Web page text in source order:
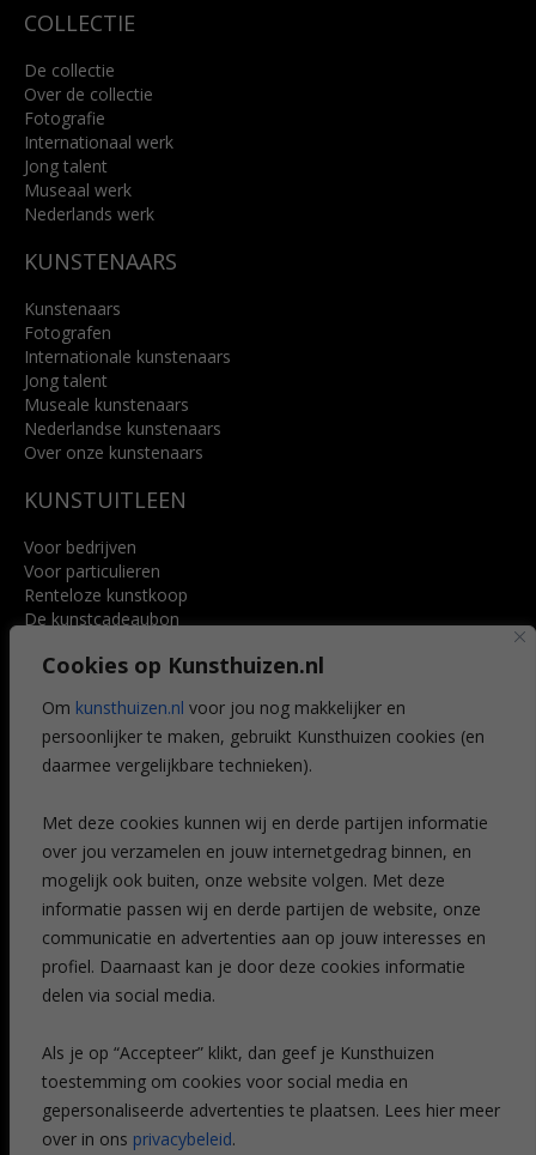
Cookies op Kunsthuizen.nl
Om kunsthuizen.nl voor jou nog makkelijker en
persoonlijker te maken, gebruikt Kunsthuizen cookies (en
daarmee vergelijkbare technieken).
Met deze cookies kunnen wij en derde partijen informatie
over jou verzamelen en jouw internetgedrag binnen, en
mogelijk ook buiten, onze website volgen. Met deze
informatie passen wij en derde partijen de website, onze
communicatie en advertenties aan op jouw interesses en
profiel. Daarnaast kan je door deze cookies informatie
delen via social media.
Als je op “Accepteer” klikt, dan geef je Kunsthuizen
toestemming om cookies voor social media en
gepersonaliseerde advertenties te plaatsen. Lees hier meer
over in ons privacybeleid.
COLLECTIE
De collectie
Over de collectie
Fotografie
Internationaal werk
Jong talent
Museaal werk
Nederlands werk
KUNSTENAARS
Kunstenaars
Fotografen
Internationale kunstenaars
Jong talent
Museale kunstenaars
Nederlandse kunstenaars
Over onze kunstenaars
KUNSTUITLEEN
Voor bedrijven
Voor particulieren
Renteloze kunstkoop
De kunstcadeaubon
Voordelen
Veelgestelde vragen
CONTACT
Leiden
Amsterdam
Breda
Favorieten
Mijn art alert
NIEUWSBRIEF